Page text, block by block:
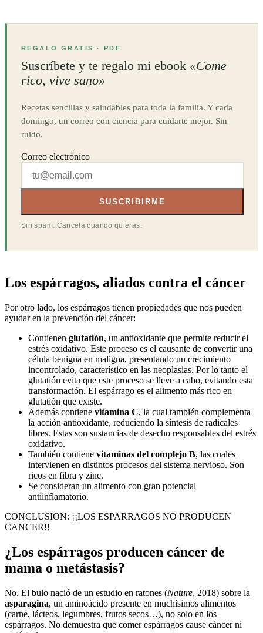
REGALO GRATIS · PDF
Suscríbete y te regalo mi ebook «Come
rico, vive sano»
Recetas sencillas y saludables para toda la familia. Y cada
domingo, un correo con ciencia para cuidarte mejor. Sin
ruido.
Correo electrónico
SUSCRIBIRME
Sin spam. Cancela cuando quieras.
Los espárragos, aliados contra el cáncer
Por otro lado, los espárragos tienen propiedades que nos pueden
ayudar en la prevención del cáncer:
Contienen glutatión, un antioxidante que permite reducir el
estrés oxidativo. Este proceso es el causante de convertir una
célula benigna en maligna, presentando un crecimiento
incontrolado, característico en las neoplasias. Por lo tanto el
glutatión evita que este proceso se lleve a cabo, evitando esta
transformación. El espárrago es el alimento más rico en
glutatión que existe.
Además contiene vitamina C, la cual también complementa
la acción antioxidante, reduciendo la síntesis de radicales
libres. Estas son sustancias de desecho responsables del estrés
oxidativo.
También contiene vitaminas del complejo B, las cuales
intervienen en distintos procesos del sistema nervioso. Son
ricos en fibra y zinc.
Se consideran un alimento con gran potencial
antiinflamatorio.
CONCLUSION: ¡¡LOS ESPARRAGOS NO PRODUCEN
CANCER!!
¿Los espárragos producen cáncer de
mama o metástasis?
No. El bulo nació de un estudio en ratones (Nature, 2018) sobre la
asparagina, un aminoácido presente en muchísimos alimentos
(carne, lácteos, legumbres, frutos secos…), no solo en los
espárragos. No demuestra que comer espárragos cause cáncer ni